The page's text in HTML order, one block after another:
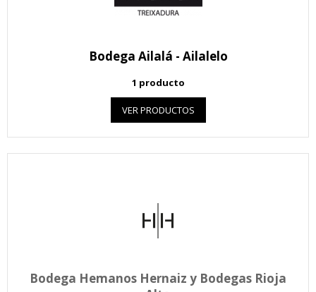
Bodega Ailalá - Ailalelo
1 producto
VER PRODUCTOS
Bodega Hemanos Hernaiz y Bodegas Rioja